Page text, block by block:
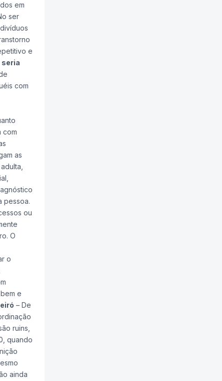
em
ser
e
seria
com
com
as
pessoa.
ou
O
o
e
– De
ruins,
quando
ainda